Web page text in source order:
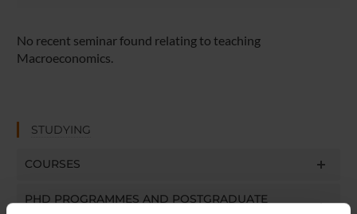
No recent seminar found relating to teaching
Macroeconomics.
STUDYING
COURSES
PHD PROGRAMMES AND POSTGRADUATE